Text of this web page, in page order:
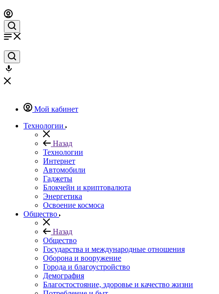
Мой кабинет
Технологии
Назад
Технологии
Интернет
Автомобили
Гаджеты
Блокчейн и криптовалюта
Энергетика
Освоение космоса
Общество
Назад
Общество
Государства и международные отношения
Оборона и вооружение
Города и благоустройство
Демография
Благостостояние, здоровье и качество жизни